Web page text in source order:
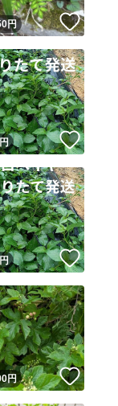
ユーザーの実績につ
を満たしたユーザー
フリマの基準をクリア
ーザーはYahoo!フリマ
ーザーは他フリマサービ
、発送を保証している
ーザーは高頻度で24時
商品の情報をコピ
止されています
です
出品ページへ
キャンセル
円 いいね
円 いいね
円 いいね
円 いいね